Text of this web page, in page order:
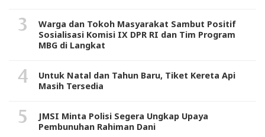
Warga dan Tokoh Masyarakat Sambut Positif
Sosialisasi Komisi IX DPR RI dan Tim Program
MBG di Langkat
Untuk Natal dan Tahun Baru, Tiket Kereta Api
Masih Tersedia
JMSI Minta Polisi Segera Ungkap Upaya
Pembunuhan Rahiman Dani